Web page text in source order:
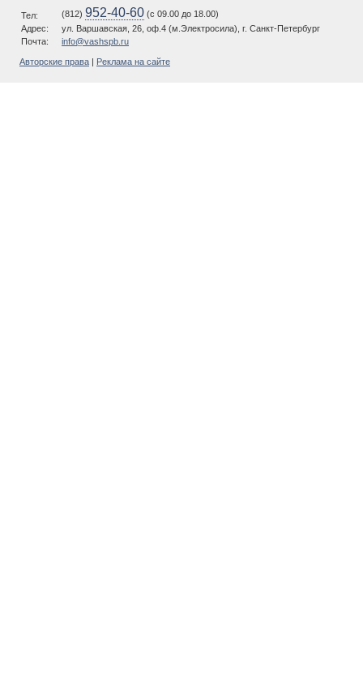
Тел: (812) 952-40-60 (c 09.00 до 18.00)
Адрес:
ул. Варшавская, 26, оф.4 (м.Электросила), г. Санкт-Петербург
Почта:
info@vashspb.ru
Авторские права Реклама на сайте